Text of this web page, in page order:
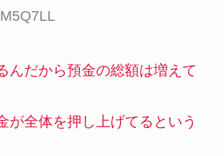
んだから預金の総額は増えて
が全体を押し上げてるという